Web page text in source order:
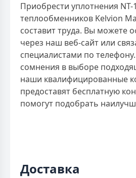
Приобрести уплотнения NT-
теплообменников Kelvion
составит труда. Вы можете
через наш веб-сайт или
специалистами по телефону.
сомнения в выборе
наши квалифицированные
предоставят бесплатную
помогут подобрать
Доставка